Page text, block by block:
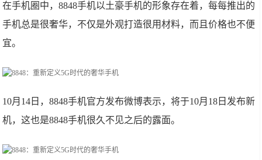
在手机圈中，8848手机以土豪手机的形象存在着，每每推出的
手机总是很奢华，不仅是外观打造很用材料，而且价格也不便
宜。
10月14日，8848手机官方发布微博表示，将于10月18日发布新
机，这也是8848手机很久不见之后的露面。